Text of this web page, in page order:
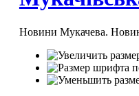
Новини Мукачева.